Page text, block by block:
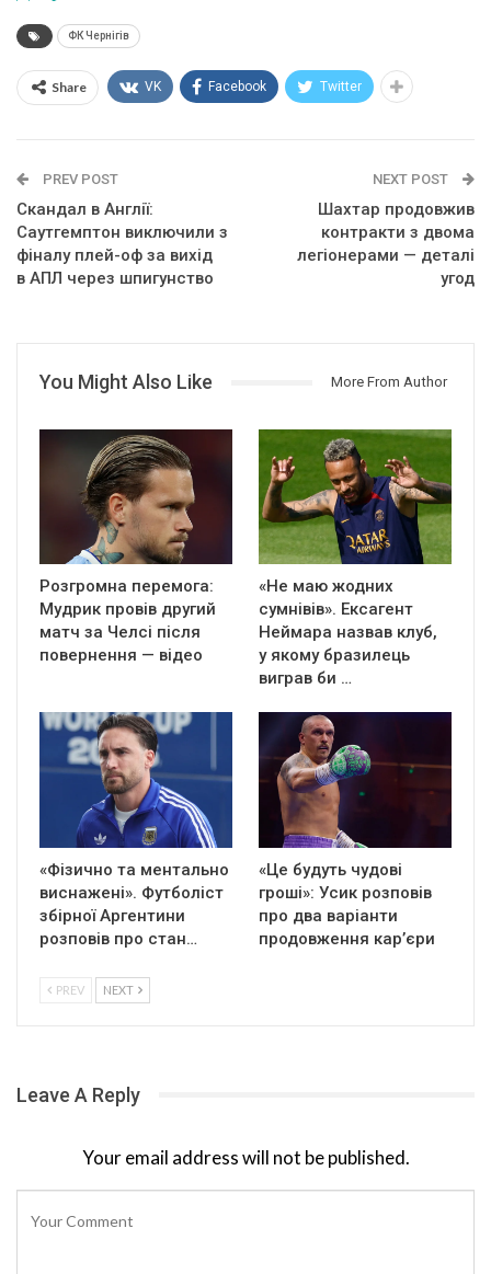
ФК Чернігів
Share VK Facebook Twitter
PREV POST
Скандал в Англії:
Саутгемптон виключили з
фіналу плей-оф за вихід
в АПЛ через шпигунство
NEXT POST
Шахтар продовжив
контракти з двома
легіонерами — деталі
угод
You Might Also Like More From Author
Розгромна перемога:
Мудрик провів другий
матч за Челсі після
повернення — відео
«Не маю жодних
сумнівів». Ексагент
Неймара назвав клуб,
у якому бразилець
виграв би …
«Фізично та ментально
виснажені». Футболіст
збірної Аргентини
розповів про стан…
«Це будуть чудові
гроші»: Усик розповів
про два варіанти
продовження кар’єри
PREV NEXT
Leave A Reply
Your email address will not be published.